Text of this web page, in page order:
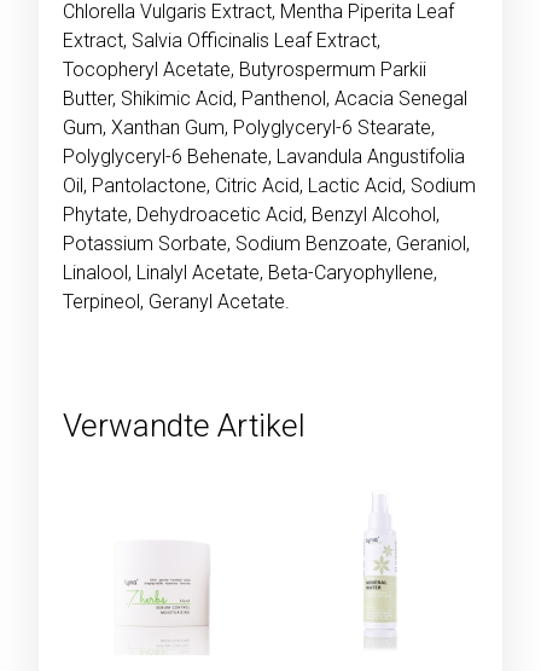
Chlorella Vulgaris Extract, Mentha Piperita Leaf
Extract, Salvia Officinalis Leaf Extract,
Tocopheryl Acetate, Butyrospermum Parkii
Butter, Shikimic Acid, Panthenol, Acacia Senegal
Gum, Xanthan Gum, Polyglyceryl-6 Stearate,
Polyglyceryl-6 Behenate, Lavandula Angustifolia
Oil, Pantolactone, Citric Acid, Lactic Acid, Sodium
Phytate, Dehydroacetic Acid, Benzyl Alcohol,
Potassium Sorbate, Sodium Benzoate, Geraniol,
Linalool, Linalyl Acetate, Beta-Caryophyllene,
Terpineol, Geranyl Acetate.
Verwandte Artikel